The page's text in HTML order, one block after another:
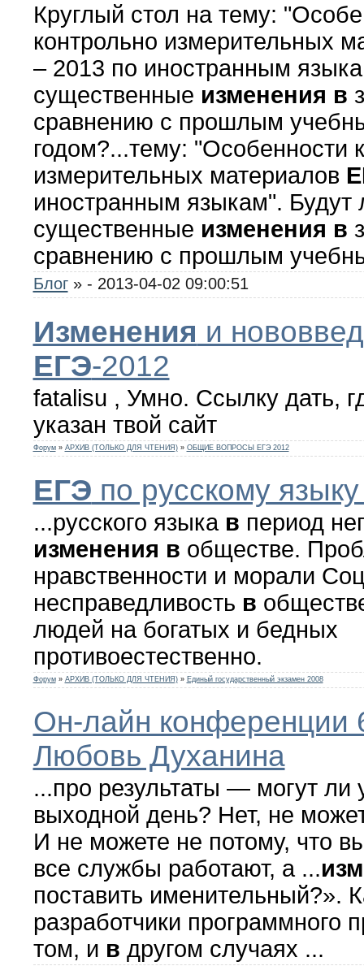
Круглый стол на тему:
контрольно измерительных
– 2013 по иностранным
существенные изменения в
сравнению с прошлым
годом?...тему: "Особенности
измерительных материалов
иностранным языкам". Будут
существенные изменения в
сравнению с прошлым
Блог » - 2013-04-02 09:00:51
Изменения и
ЕГЭ-2012
fatalisu , Умно. Ссылку дать,
указан твой сайт
Форум » АРХИВ (ТОЛЬКО ДЛЯ ЧТЕНИЯ) » ОБЩИЕ ВОПРОСЫ ЕГЭ 2012
ЕГЭ по русскому
...русского языка в период
изменения в обществе.
нравственности и морали
несправедливость в
людей на богатых и бедных
противоестественно.
Форум » АРХИВ (ТОЛЬКО ДЛЯ ЧТЕНИЯ) » Единый государственный экзамен 2008
Он-лайн конференции
Любовь Духанина
...про результаты — могут ли
выходной день? Нет, не
И не можете не потому, что
все службы работают, а ...
поставить именительный?».
разработчики программного
том, и в другом случаях ...